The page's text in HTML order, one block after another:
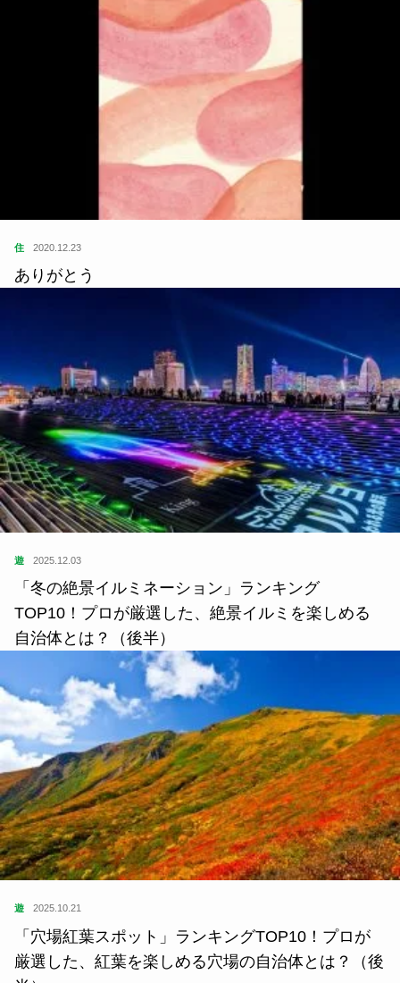
住 2020.12.23
ありがとう
遊 2025.12.03
「冬の絶景イルミネーション」ランキング
TOP10！プロが厳選した、絶景イルミを楽しめる
自治体とは？（後半）
遊 2025.10.21
「穴場紅葉スポット」ランキングTOP10！プロが
厳選した、紅葉を楽しめる穴場の自治体とは？（後